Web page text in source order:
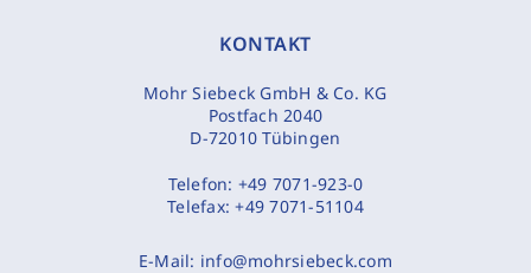
KONTAKT
Mohr Siebeck GmbH & Co. KG
Postfach 2040
D-72010 Tübingen
Telefon: +49 7071-923-0
Telefax:+49 7071-51104
E-Mail: info@mohrsiebeck.com